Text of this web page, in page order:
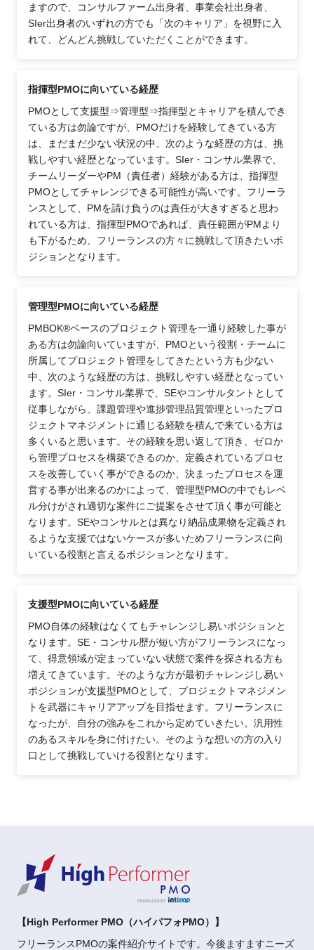
ますので、コンサルファーム出身者、事業会社出身者、
SIer出身者のいずれの方でも「次のキャリア」を視野に入
れて、どんどん挑戦していただくことができます。
指揮型PMOに向いている経歴
PMOとして支援型⇒管理型⇒指揮型とキャリアを積んでき
ている方は勿論ですが、PMOだけを経験してきている方
は、まだまだ少ない状況の中、次のような経歴の方は、挑
戦しやすい経歴となっています。SIer・コンサル業界で、
チームリーダーやPM（責任者）経験がある方は、指揮型
PMOとしてチャレンジできる可能性が高いです。フリーラ
ンスとして、PMを請け負うのは責任が大きすぎると思わ
れている方は、指揮型PMOであれば、責任範囲がPMより
も下がるため、フリーランスの方々に挑戦して頂きたいポ
ジションとなります。
管理型PMOに向いている経歴
PMBOK®ベースのプロジェクト管理を一通り経験した事が
ある方は勿論向いていますが、PMOという役割・チームに
所属してプロジェクト管理をしてきたという方も少ない
中、次のような経歴の方は、挑戦しやすい経歴となってい
ます。SIer・コンサル業界で、SEやコンサルタントとして
従事しながら、課題管理や進捗管理品質管理といったプロ
ジェクトマネジメントに通じる経験を積んで来ている方は
多くいると思います。その経験を思い返して頂き、ゼロか
ら管理プロセスを構築できるのか、定義されているプロセ
スを改善していく事ができるのか、決まったプロセスを運
営する事が出来るのかによって、管理型PMOの中でもレベ
ル分けがされ適切な案件にご提案をさせて頂く事が可能と
なります。SEやコンサルとは異なり納品成果物を定義され
るような支援ではないケースが多いためフリーランスに向
いている役割と言えるポジションとなります。
支援型PMOに向いている経歴
PMO自体の経験はなくてもチャレンジし易いポジションと
なります。SE・コンサル歴が短い方がフリーランスになっ
て、得意領域が定まっていない状態で案件を探される方も
増えてきています。そのような方が最初チャレンジし易い
ポジションが支援型PMOとして、プロジェクトマネジメン
トを武器にキャリアアップを目指せます。フリーランスに
なったが、自分の強みをこれから定めていきたい。汎用性
のあるスキルを身に付けたい。そのような想いの方の入り
口として挑戦していける役割となります。
【High Performer PMO（ハイパフォPMO）】
フリーランスPMOの案件紹介サイトです。今後ますますニーズ